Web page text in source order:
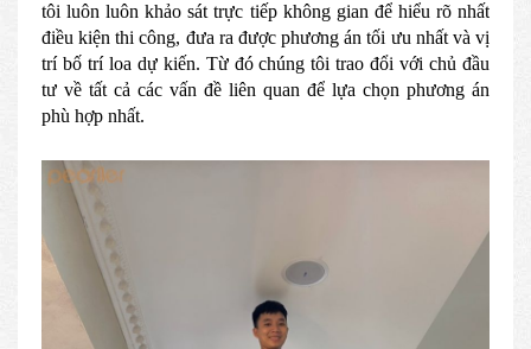
tôi luôn luôn khảo sát trực tiếp không gian để hiểu rõ nhất
điều kiện thi công, đưa ra được phương án tối ưu nhất và vị
trí bố trí loa dự kiến. Từ đó chúng tôi trao đổi với chủ đầu
tư về tất cả các vấn đề liên quan để lựa chọn phương án
phù hợp nhất.